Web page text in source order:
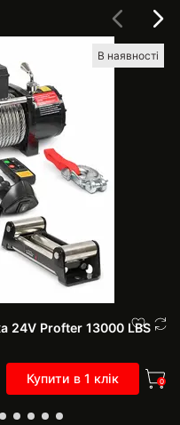
В наявності
24V Profter 13000 LBS
Купити в 1 клік 0